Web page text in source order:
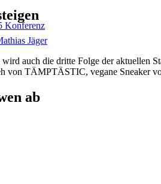
Konferenz
Jäger
auch die dritte Folge der aktuellen
von TÄMPTÄSTIC, vegane
ab